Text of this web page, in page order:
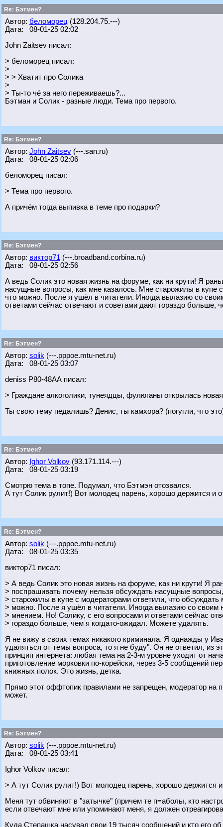
Re: Бэтмен?
Автор: беломорец (128.204.75.---)
Дата: 08-01-25 02:02
John Zaitsev писал:
> беломорец писал:
>
> > Хватит про Солика
>
> Ты-то чё за него переживаешь?...
Бэтман и Солик - разные люди. Тема про первого.
Re: Бэтмен?
Автор: John Zaitsev (---.san.ru)
Дата: 08-01-25 02:06
беломорец писал:
> Тема про первого.
А причём тогда выпивка в теме про подарки?
Re: Бэтмен?
Автор: виктор71 (---.broadband.corbina.ru)
Дата: 08-01-25 02:56
А ведь Солик это новая жизнь на форуме, как ни крути! Я
насущные вопросы, как мне казалось. Мне старожилы в купе
что можно. После я ушёл в читатели. Иногда вылазию со
ответами сейчас отвечают и советами дают гораздо больше,
Re: Бэтмен?
Автор: solik (---.pppoe.mtu-net.ru)
Дата: 08-01-25 03:07
deniss Р80-48АА писал:
> Граждане алкоголики, тунеядцы, фулюганы открылась
Ты свою тему педалишь? Денис, ты камхора? (погугли, что
Re: Бэтмен?
Автор: Ighor Volkov (93.171.114.---)
Дата: 08-01-25 03:19
Смотрю тема в топе. Подумал, что Бэтмэн отозвался.
А тут Солик рулит!) Вот молодец парень, хорошо держится и
Re: Бэтмен?
Автор: solik (---.pppoe.mtu-net.ru)
Дата: 08-01-25 03:35
виктор71 писал:
> А ведь Солик это новая жизнь на форуме, как ни крути! Я
> поспрашивать почему нельзя обсуждать насущные
> старожилы в купе с модераторами ответили, что обсуждать
> можно. После я ушёл в читатели. Иногда вылазию со своим
> мнением. Но! Солику, с его вопросами и ответами сейчас
> гораздо больше, чем я когдато-ожидал. Можете удалять.
Я не вижу в своих темах никакого криминала. Я однажды у
удаляться от темы вопроса, то я не буду". Он не ответил, из
принцип интернета: любая тема на 2-3-м уровне уходит от
приготовление морковки по-корейски, через 3-5 сообщений
книжных полок. Это жизнь, детка.
Прямо этот оффтопик правилами не запрещен, модератор на
может.
Re: Бэтмен?
Автор: solik (---.pppoe.mtu-net.ru)
Дата: 08-01-25 03:41
Ighor Volkov писал:
> А тут Солик рулит!) Вот молодец парень, хорошо держится и
Меня тут обвиняют в "затычке" (причем те п=аболы, кто
если отвечают мне или упоминают меня, я должен
Куда Степашка насувал свои 19 тысяч сообщений и кто его